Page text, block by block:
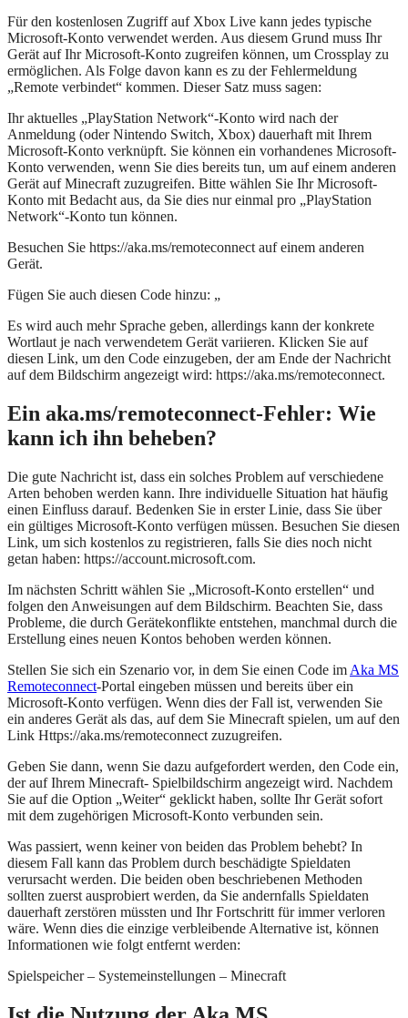
Für den kostenlosen Zugriff auf Xbox Live kann jedes typische
Microsoft-Konto verwendet werden. Aus diesem Grund muss Ihr
Gerät auf Ihr Microsoft-Konto zugreifen können, um Crossplay zu
ermöglichen. Als Folge davon kann es zu der Fehlermeldung
„Remote verbindet“ kommen. Dieser Satz muss sagen:
Ihr aktuelles „PlayStation Network“-Konto wird nach der
Anmeldung (oder Nintendo Switch, Xbox) dauerhaft mit Ihrem
Microsoft-Konto verknüpft. Sie können ein vorhandenes Microsoft-
Konto verwenden, wenn Sie dies bereits tun, um auf einem anderen
Gerät auf Minecraft zuzugreifen. Bitte wählen Sie Ihr Microsoft-
Konto mit Bedacht aus, da Sie dies nur einmal pro „PlayStation
Network“-Konto tun können.
Besuchen Sie https://aka.ms/remoteconnect auf einem anderen
Gerät.
Fügen Sie auch diesen Code hinzu: „
Es wird auch mehr Sprache geben, allerdings kann der konkrete
Wortlaut je nach verwendetem Gerät variieren. Klicken Sie auf
diesen Link, um den Code einzugeben, der am Ende der Nachricht
auf dem Bildschirm angezeigt wird: https://aka.ms/remoteconnect.
Ein aka.ms/remoteconnect-Fehler: Wie
kann ich ihn beheben?
Die gute Nachricht ist, dass ein solches Problem auf verschiedene
Arten behoben werden kann. Ihre individuelle Situation hat häufig
einen Einfluss darauf. Bedenken Sie in erster Linie, dass Sie über
ein gültiges Microsoft-Konto verfügen müssen. Besuchen Sie diesen
Link, um sich kostenlos zu registrieren, falls Sie dies noch nicht
getan haben: https://account.microsoft.com.
Im nächsten Schritt wählen Sie „Microsoft-Konto erstellen“ und
folgen den Anweisungen auf dem Bildschirm. Beachten Sie, dass
Probleme, die durch Gerätekonflikte entstehen, manchmal durch die
Erstellung eines neuen Kontos behoben werden können.
Stellen Sie sich ein Szenario vor, in dem Sie einen Code im Aka MS
Remoteconnect-Portal eingeben müssen und bereits über ein
Microsoft-Konto verfügen. Wenn dies der Fall ist, verwenden Sie
ein anderes Gerät als das, auf dem Sie Minecraft spielen, um auf den
Link Https://aka.ms/remoteconnect zuzugreifen.
Geben Sie dann, wenn Sie dazu aufgefordert werden, den Code ein,
der auf Ihrem Minecraft- Spielbildschirm angezeigt wird. Nachdem
Sie auf die Option „Weiter“ geklickt haben, sollte Ihr Gerät sofort
mit dem zugehörigen Microsoft-Konto verbunden sein.
Was passiert, wenn keiner von beiden das Problem behebt? In
diesem Fall kann das Problem durch beschädigte Spieldaten
verursacht werden. Die beiden oben beschriebenen Methoden
sollten zuerst ausprobiert werden, da Sie andernfalls Spieldaten
dauerhaft zerstören müssten und Ihr Fortschritt für immer verloren
wäre. Wenn dies die einzige verbleibende Alternative ist, können
Informationen wie folgt entfernt werden:
Spielspeicher – Systemeinstellungen – Minecraft